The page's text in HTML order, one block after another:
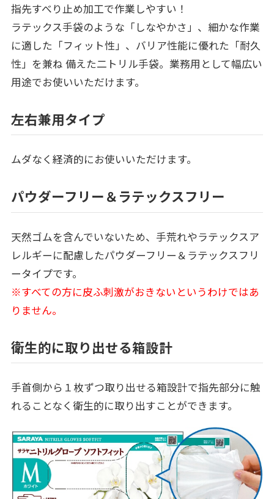
指先すべり止め加工で作業しやすい！
ラテックス手袋のような「しなやかさ」、細かな作業
に適した「フィット性」、バリア性能に優れた「耐久
性」を兼ね 備えた二トリル手袋。業務用として幅広い
用途でお使いいただけます。
左右兼用タイプ
ムダなく経済的にお使いいただけます。
パウダーフリー＆ラテックスフリー
天然ゴムを含んでいないため、手荒れやラテックスア
レルギーに配慮したパウダーフリー＆ラテックスフリ
ータイプです。
※すべての方に皮ふ刺激がおきないというわけではあ
りません。
衛生的に取り出せる箱設計
手首側から１枚ずつ取り出せる箱設計で指先部分に触
れることなく衛生的に取り出すことができます。